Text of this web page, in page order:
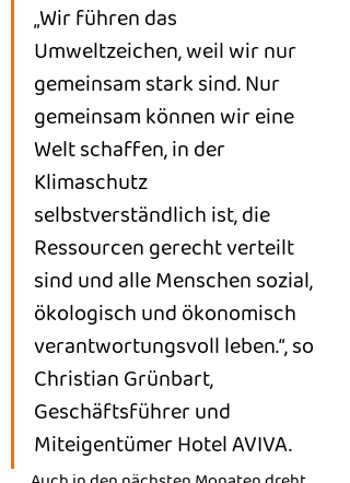
„Wir führen das
Umweltzeichen, weil wir nur
gemeinsam stark sind. Nur
gemeinsam können wir eine
Welt schaffen, in der
Klimaschutz
selbstverständlich ist, die
Ressourcen gerecht verteilt
sind und alle Menschen sozial,
ökologisch und ökonomisch
verantwortungsvoll leben.“, so
Christian Grünbart,
Geschäftsführer und
Miteigentümer Hotel AVIVA.